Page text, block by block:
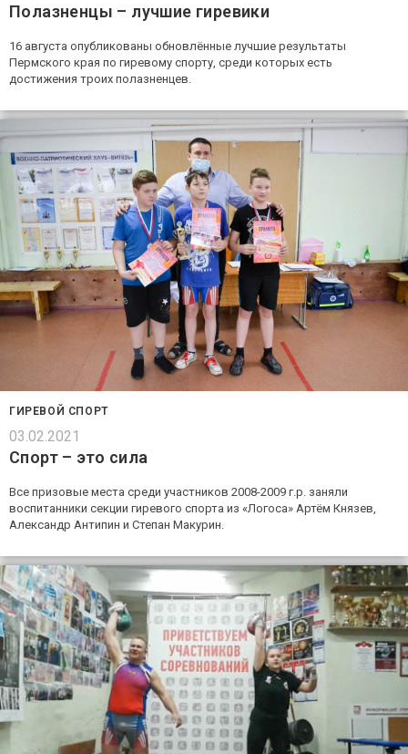
Полазненцы – лучшие гиревики
16 августа опубликованы обновлённые лучшие результаты
Пермского края по гиревому спорту, среди которых есть
достижения троих полазненцев.
ГИРЕВОЙ СПОРТ
03.02.2021
Спорт – это сила
Все призовые места среди участников 2008-2009 г.р. заняли
воспитанники секции гиревого спорта из «Логоса» Артём Князев,
Александр Антипин и Степан Макурин.